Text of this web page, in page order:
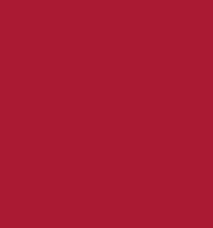
et baignoires